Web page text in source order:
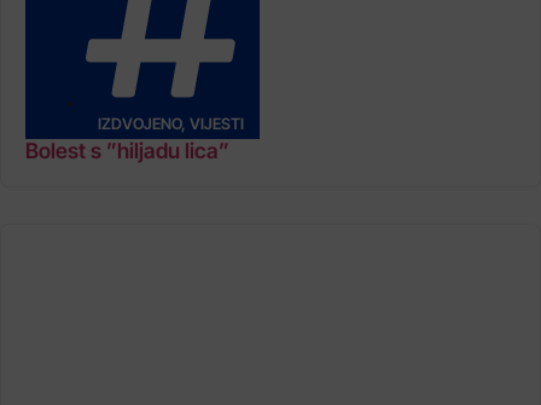
IZDVOJENO, VIJESTI
Bolest s ”hiljadu lica”